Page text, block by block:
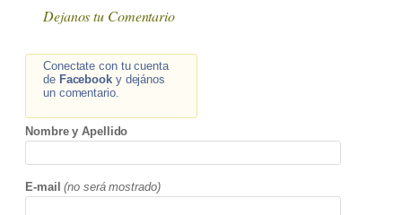
Dejanos tu Comentario
Conectate con tu cuenta
de Facebooky dejános
un comentario.
Nombre y Apellido
E-mail (no será mostrado)